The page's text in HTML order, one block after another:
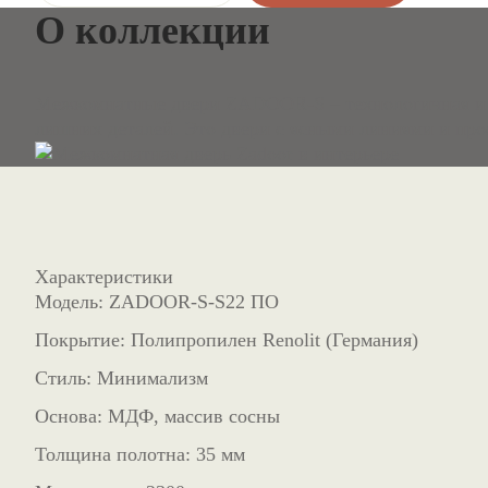
О коллекции
Характеристики
Модель: ZADOOR-S-S22 ПО
Покрытие: Полипропилен Renolit (Германия)
Стиль: Минимализм
Основа: МДФ, массив сосны
Толщина полотна: 35 мм